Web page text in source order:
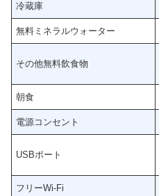
冷蔵庫
無料ミネラルウォーター
その他無料飲食物
朝食
電源コンセント
USBポート
フリーWi-Fi